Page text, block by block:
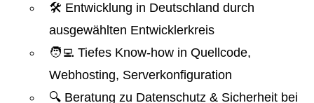
🛠️ Entwicklung in Deutschland durch
ausgewählten Entwicklerkreis
🧑‍💻 Tiefes Know-how in Quellcode,
Webhosting, Serverkonfiguration
🔍 Beratung zu Datenschutz & Sicherheit bei